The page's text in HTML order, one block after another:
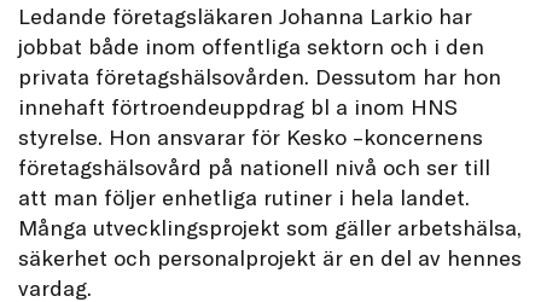
Ledande företagsläkaren Johanna Larkio har
jobbat både inom offentliga sektorn och i den
privata företagshälsovården. Dessutom har hon
innehaft förtroendeuppdrag bl a inom HNS
styrelse. Hon ansvarar för Kesko –koncernens
företagshälsovård på nationell nivå och ser till
att man följer enhetliga rutiner i hela landet.
Många utvecklingsprojekt som gäller arbetshälsa,
säkerhet och personalprojekt är en del av hennes
vardag.